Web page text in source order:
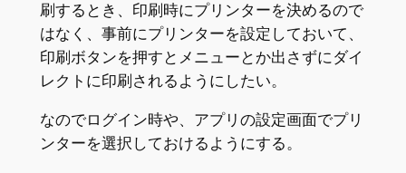
刷するとき、印刷時にプリンターを決めるので
はなく、事前にプリンターを設定しておいて、
印刷ボタンを押すとメニューとか出さずにダイ
レクトに印刷されるようにしたい。
なのでログイン時や、アプリの設定画面でプリ
ンターを選択しておけるようにする。